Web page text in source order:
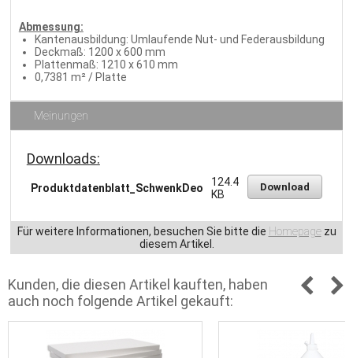
Abmessung:
Kantenausbildung: Umlaufende Nut- und Federausbildung
Deckmaß: 1200 x 600 mm
Plattenmaß: 1210 x 610 mm
0,7381 m² / Platte
Meinungen
Downloads:
Produktdatenblatt_SchwenkDeo
124.4
KB
Download
Für weitere Informationen, besuchen Sie bitte die Homepagezu
diesem Artikel.
Kunden, die diesen Artikel kauften, haben
auch noch folgende Artikel gekauft: